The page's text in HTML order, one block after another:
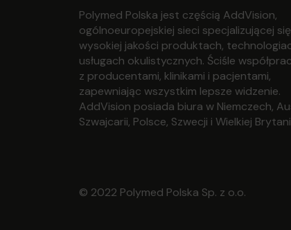
Polymed Polska jest częścią AddVision,
ogólnoeuropejskiej sieci specjalizującej
wysokiej jakości produktach,
usługach okulistycznych. Ściśle
z producentami, klinikami i pacjentami,
zapewniając wszystkim lepsze widzenie.
AddVision posiada biura w Niemczech,
Szwajcarii, Polsce, Szwecji i Wielkiej
© 2022 Polymed Polska Sp. z o.o.